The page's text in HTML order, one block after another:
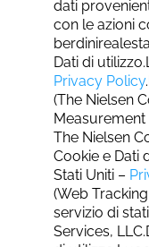
dati
con le azioni
Dati di
Privacy Policy
(The Nielsen
The Nielsen
Cookie e Dati
Stati Uniti –
(Web
servizio di
Services,